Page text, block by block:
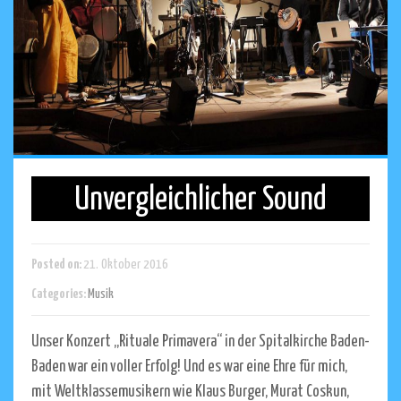
Unvergleichlicher Sound
Posted on: 21. Oktober 2016
Categories: Musik
Unser Konzert „Rituale Primavera“ in der Spitalkirche Baden-
Baden war ein voller Erfolg! Und es war eine Ehre für mich,
mit Weltklassemusikern wie Klaus Burger, Murat Coskun,